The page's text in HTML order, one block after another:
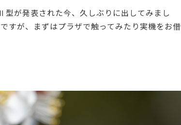
が発表された今、久しぶりに出してみまし
が、まずはプラザで触ってみたり実機をお借